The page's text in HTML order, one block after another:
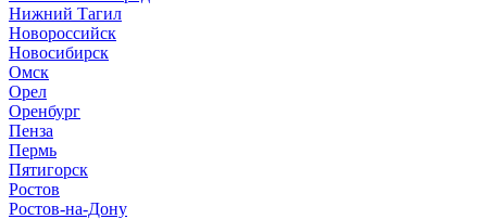
Нижний Тагил
Новороссийск
Новосибирск
Омск
Орел
Оренбург
Пенза
Пермь
Пятигорск
Ростов
Ростов-на-Дону